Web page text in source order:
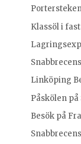
Klassöl i
Linköping
Påskölen på
Besök på